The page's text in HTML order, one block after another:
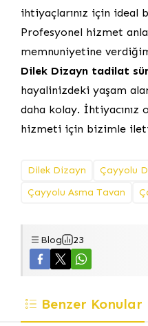
ihtiyaçlarınız için ideal
Profesyonel hizmet
memnuniyetine
Dilek Dizayn tadilat
hayalinizdeki yaşam
daha kolay. İhtiyacınız
hizmeti için bizimle
Dilek Dizayn
Çayyolu
Çayyolu Asma Tavan
Blog 23
Benzer Konular